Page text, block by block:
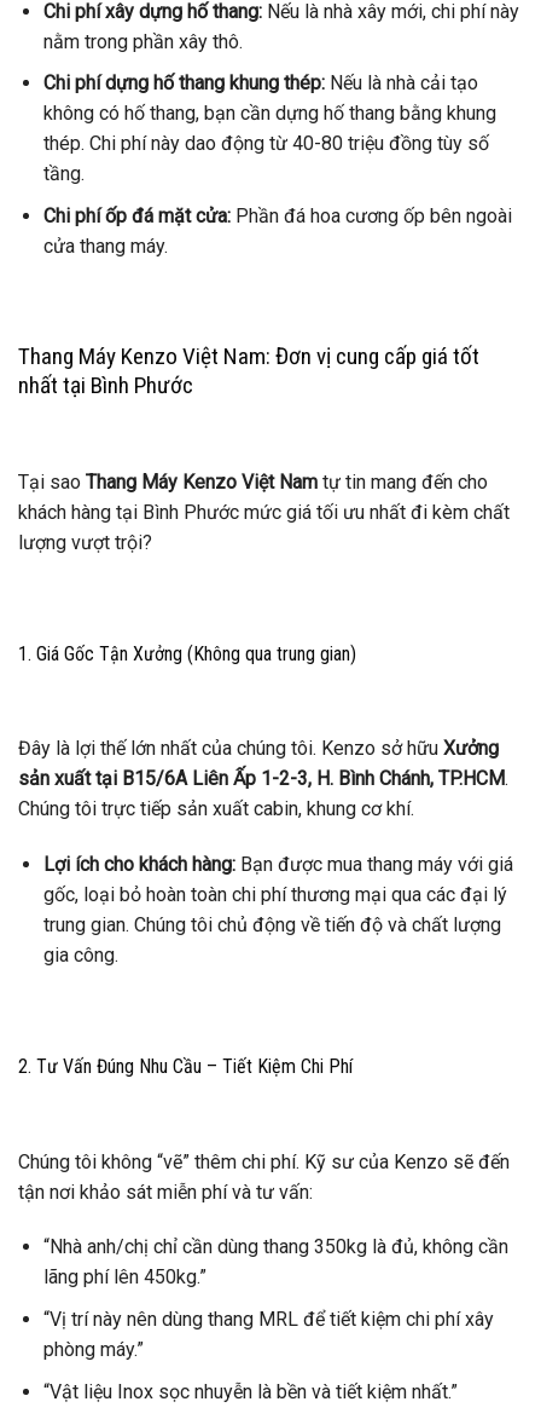
Chi phí xây dựng hố thang:Nếu là nhà xây mới, chi phí này
nằm trong phần xây thô.
Chi phí dựng hố thang khung thép:Nếu là nhà cải tạo
không có hố thang, bạn cần dựng hố thang bằng khung
thép. Chi phí này dao động từ 40-80 triệu đồng tùy số
tầng.
Chi phí ốp đá mặt cửa:Phần đá hoa cương ốp bên ngoài
cửa thang máy.
Thang Máy Kenzo Việt Nam: Đơn vị cung cấp giá tốt
nhất tại Bình Phước
Tại sao Thang Máy Kenzo Việt Nam tự tin mang đến cho
khách hàng tại Bình Phước mức giá tối ưu nhất đi kèm chất
lượng vượt trội?
1. Giá Gốc Tận Xưởng (Không qua trung gian)
Đây là lợi thế lớn nhất của chúng tôi. Kenzo sở hữu Xưởng
sản xuất tại B15/6A Liên Ấp 1-2-3, H. Bình Chánh, TP.HCM.
Chúng tôi trực tiếp sản xuất cabin, khung cơ khí.
Lợi ích cho khách hàng:Bạn được mua thang máy với giá
gốc, loại bỏ hoàn toàn chi phí thương mại qua các đại lý
trung gian. Chúng tôi chủ động về tiến độ và chất lượng
gia công.
2. Tư Vấn Đúng Nhu Cầu – Tiết Kiệm Chi Phí
Chúng tôi không “vẽ” thêm chi phí. Kỹ sư của Kenzo sẽ đến
tận nơi khảo sát miễn phí và tư vấn:
“Nhà anh/chị chỉ cần dùng thang 350kg là đủ, không cần
lãng phí lên 450kg.”
“Vị trí này nên dùng thang MRL để tiết kiệm chi phí xây
phòng máy.”
“Vật liệu Inox sọc nhuyễn là bền và tiết kiệm nhất.”